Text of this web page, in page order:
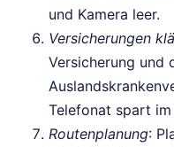
und Kamera leer.
Versicherungen
Versicherung und
Telefonat spart
Routenplanung: